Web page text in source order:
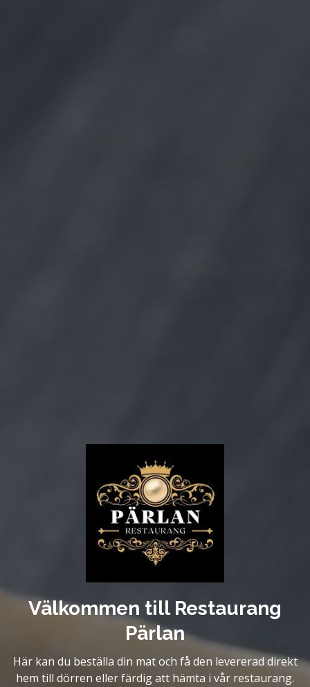
Välkommen till Restaurang
Pärlan
Här kan du beställa din mat och få den levererad direkt
hem till dörren eller färdig att hämta i vår restaurang.